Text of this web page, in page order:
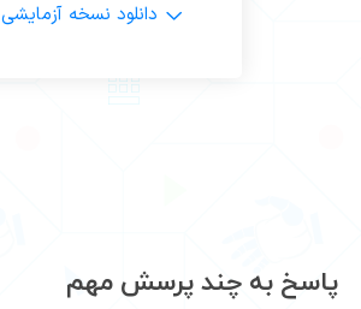
دانلود نسخه آزمایشی
پاسخ به چند پرسش مهم